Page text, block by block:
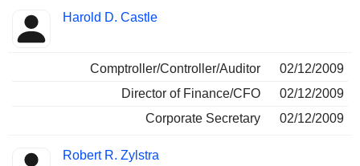
Harold D. Castle
Comptroller/Controller/Auditor
02/12/2009
Director of Finance/CFO
02/12/2009
Corporate Secretary
02/12/2009
Robert R. Zylstra